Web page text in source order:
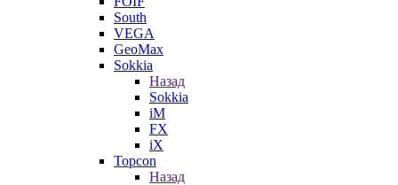
South
VEGA
GeoMax
Sokkia
Назад
Sokkia
iM
FX
iX
Topcon
Назад